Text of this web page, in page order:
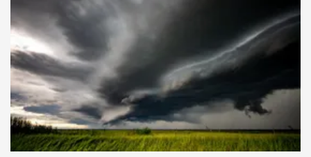
Pá Carregadeira Cat 966
Ano 1987
Londrina
R$ 145.000